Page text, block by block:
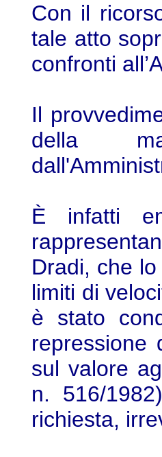
Con il
tale atto
confronti
Il
della
È infatti
Dradi, che
limiti di
è stato
repressione
sul valore
n. 516/
richiesta,